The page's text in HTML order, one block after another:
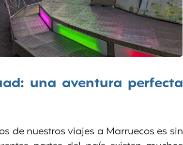
una aventura perfecta
de nuestros viajes a Marruecos es sin